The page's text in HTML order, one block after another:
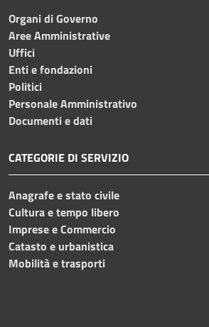
Organi di Governo
Aree Amministrative
Uffici
Enti e fondazioni
Politici
Personale Amministrativo
Documenti e dati
CATEGORIE DI SERVIZIO
Anagrafe e stato civile
Cultura e tempo libero
Imprese e Commercio
Catasto e urbanistica
Mobilità e trasporti